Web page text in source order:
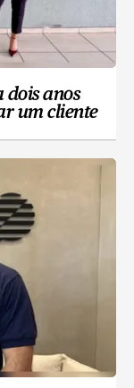
dois anos
um cliente